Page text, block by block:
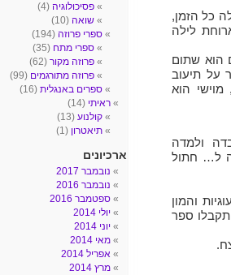
כל הזמן,
לילה
הוא שתום
על תיעוב
הוא
ולמדה
ל… חתול
והמון
ספר
פסיכולוגיה (4)
שואה (10)
ספרי פרוזה (194)
ספרי מתח (35)
פרוזה מקור (62)
פרוזה מתורגמים (99)
ספרים באנגלית (16)
ראיתי (14)
קולנוע (13)
תיאטרון (1)
ארכיונים
נובמבר 2017
נובמבר 2016
ספטמבר 2016
יולי 2014
יוני 2014
מאי 2014
אפריל 2014
מרץ 2014